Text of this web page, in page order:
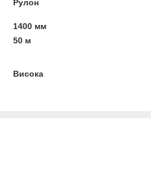
Рулон
1400 мм
50 м
Висока